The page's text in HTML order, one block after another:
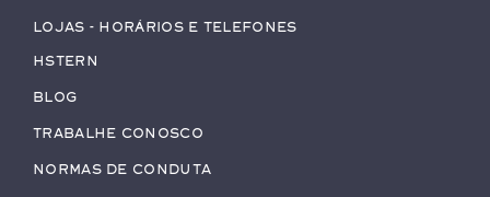
Lojas - Horários e Telefones
HStern
Blog
Trabalhe conosco
Normas de Conduta